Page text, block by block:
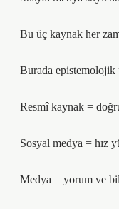
Bu üç kaynak her
Burada epistemolojik
Resmî kaynak =
Sosyal medya = hız
Medya = yorum ve